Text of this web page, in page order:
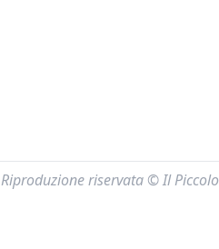
Riproduzione riservata © Il Piccolo